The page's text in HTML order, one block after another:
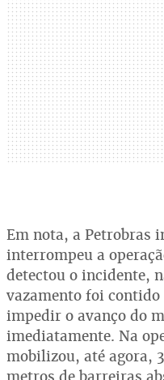
Em nota, a Petrobras
interrompeu a
detectou o incidente,
vazamento foi contido
impedir o avanço do
imediatamente. Na
mobilizou, até agora,